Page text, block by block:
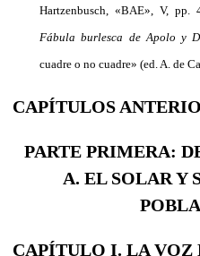
Hartzenbusch, «BAE», V, pp.
Fábula burlesca de Apolo y
cuadre o no cuadre» (ed. A. de
CAPÍTULOS
PARTE PRIMERA:
A. EL SOLAR Y
CAPÍTULO I. LA VOZ